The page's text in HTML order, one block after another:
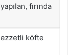
fırında
köfte